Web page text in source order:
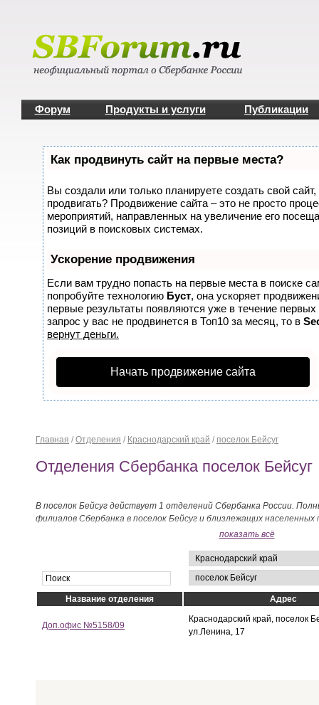
Форум Продукты и услуги Публикации
Как продвинуть сайт на первые места?
Вы создали или только планируете создать свой сайт,
продвигать? Продвижение сайта – это не просто
мероприятий, направленных на увеличение его
позиций в поисковых системах.
Ускорение продвижения
Если вам трудно попасть на первые места в поиске
попробуйте технологию Буст, она ускоряет
первые результаты появляются уже в течение
запрос у вас не продвинется в Топ10 за месяц, то в
вернут деньги.
Начать продвижение сайта
Главная / Отделения / Краснодарский край / поселок Бейсуг
Отделения Сбербанка поселок Бейсуг
В поселок Бейсуг действует 1 отделений Сбербанка России.
филиалов Сбербанка в поселок Бейсуг и близлежащих
показать всё
Название отделения Адрес
Доп.офис №5158/09
Краснодарский край, поселок
ул.Ленина, 17